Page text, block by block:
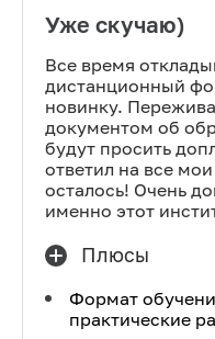
Уже скучаю)
Все время
дистанционный
новинку.
документом об
будут просить
ответил на все
осталось! Очень
именно этот
Плюсы
Формат
практические